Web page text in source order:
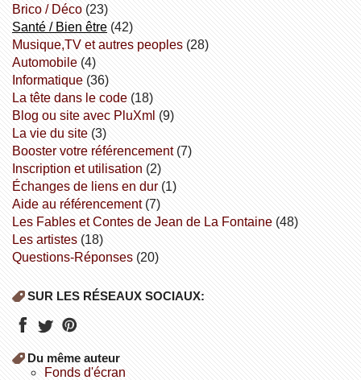
Brico / Déco(23)
Santé / Bien être(42)
Musique,TV et autres peoples(28)
Automobile(4)
informatique(36)
la tête dans le code(18)
Blog ou site avec PluXml (9)
la vie du site(3)
booster votre référencement(7)
inscription et utilisation (2)
échanges de liens en dur(1)
aide au référencement(7)
Les Fables et Contes de Jean de La Fontaine(48)
Les artistes(18)
Questions-Réponses(20)
SUR LES RÉSEAUX SOCIAUX:
Du même auteur
fonds d'écran